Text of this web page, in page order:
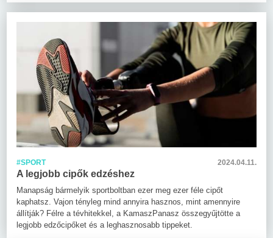
#SPORT 2024.04.11.
A legjobb cipők edzéshez
Manapság bármelyik sportboltban ezer meg ezer féle cipőt
kaphatsz. Vajon tényleg mind annyira hasznos, mint amennyire
állítják? Félre a tévhitekkel, a KamaszPanasz összegyűjtötte a
legjobb edzőcipőket és a leghasznosabb tippeket.